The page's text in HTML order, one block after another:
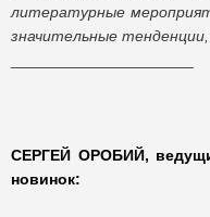
литературные
значительные
СЕРГЕЙ ОРОБИЙ,
новинок: